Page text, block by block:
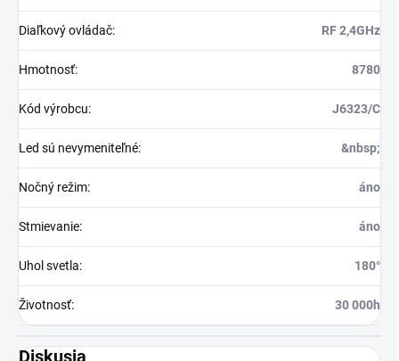
Diaľkový ovládač: RF 2,4GHz
Hmotnosť: 8780
Kód výrobcu: J6323/C
Led sú nevymeniteľné: &nbsp;
Nočný režim: áno
Stmievanie: áno
Uhol svetla: 180°
Životnosť: 30 000h